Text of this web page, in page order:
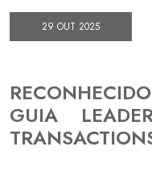
29 OUT 2025
GUIA